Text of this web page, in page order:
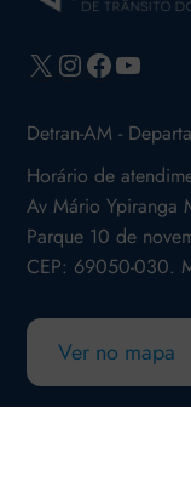
X Instagram
Facebook
Youtube
Detran-AM -
Horário de
Av Mário Ypiranga
Parque 10 de
CEP: 69050-030.
Ver no mapa